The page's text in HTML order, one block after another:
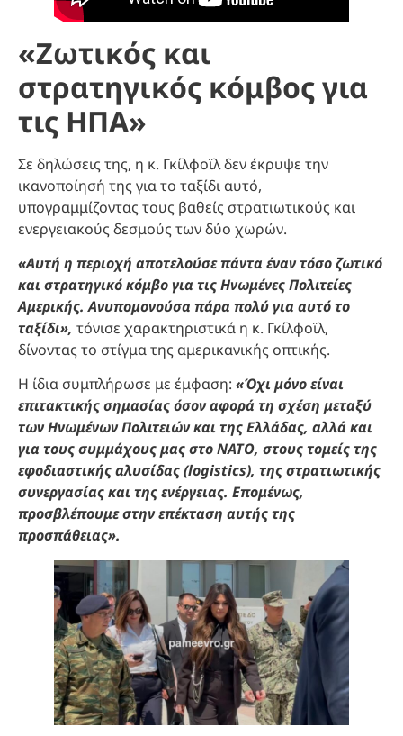
«Ζωτικός και
στρατηγικός κόμβος για
τις ΗΠΑ»
Σε δηλώσεις της, η κ. Γκίλφοϊλ δεν έκρυψε την
ικανοποίησή της για το ταξίδι αυτό,
υπογραμμίζοντας τους βαθείς στρατιωτικούς και
ενεργειακούς δεσμούς των δύο χωρών.
«Αυτή η περιοχή αποτελούσε πάντα έναν τόσο ζωτικό
και στρατηγικό κόμβο για τις Ηνωμένες Πολιτείες
Αμερικής. Ανυπομονούσα πάρα πολύ για αυτό το
ταξίδι», τόνισε χαρακτηριστικά η κ. Γκίλφοϊλ,
δίνοντας το στίγμα της αμερικανικής οπτικής.
Η ίδια συμπλήρωσε με έμφαση: «Όχι μόνο είναι
επιτακτικής σημασίας όσον αφορά τη σχέση μεταξύ
των Ηνωμένων Πολιτειών και της Ελλάδας, αλλά και
για τους συμμάχους μας στο ΝΑΤΟ, στους τομείς της
εφοδιαστικής αλυσίδας (logistics), της στρατιωτικής
συνεργασίας και της ενέργειας. Επομένως,
προσβλέπουμε στην επέκταση αυτής της
προσπάθειας».